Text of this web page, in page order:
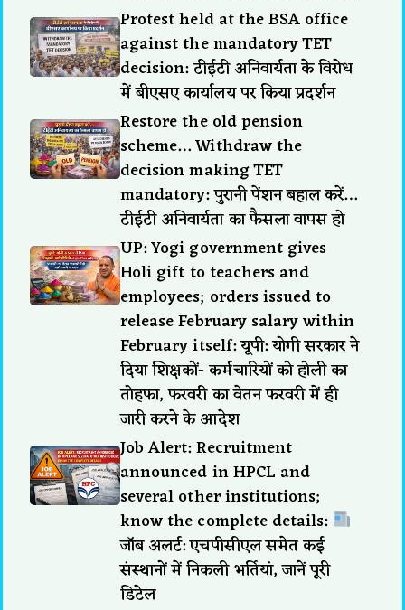
Protest held at the BSA office
against the mandatory TET
decision: टीईटी अनिवार्यता के विरोध
में बीएसए कार्यालय पर किया प्रदर्शन
Restore the old pension
scheme… Withdraw the
decision making TET
mandatory: पुरानी पेंशन बहाल करें…
टीईटी अनिवार्यता का फैसला वापस हो
UP: Yogi government gives
Holi gift to teachers and
employees; orders issued to
release February salary within
February itself: यूपी: योगी सरकार ने
दिया शिक्षकों- कर्मचारियों को होली का
तोहफा, फरवरी का वेतन फरवरी में ही
जारी करने के आदेश
Job Alert: Recruitment
announced in HPCL and
several other institutions;
know the complete details:
जॉब अलर्ट: एचपीसीएल समेत कई
संस्थानों में निकली भर्तियां, जानें पूरी
डिटेल